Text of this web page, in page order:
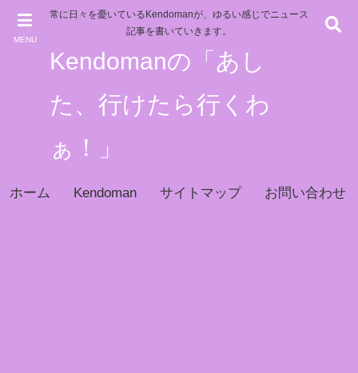
MENU
常に日々を憂いているKendomanが、ゆるい感じでニュース
記事を書いていきます。
Kendomanの「あし
た、行けたら行くわ
ぁ！」
ホーム Kendoman サイトマップ お問い合わせ